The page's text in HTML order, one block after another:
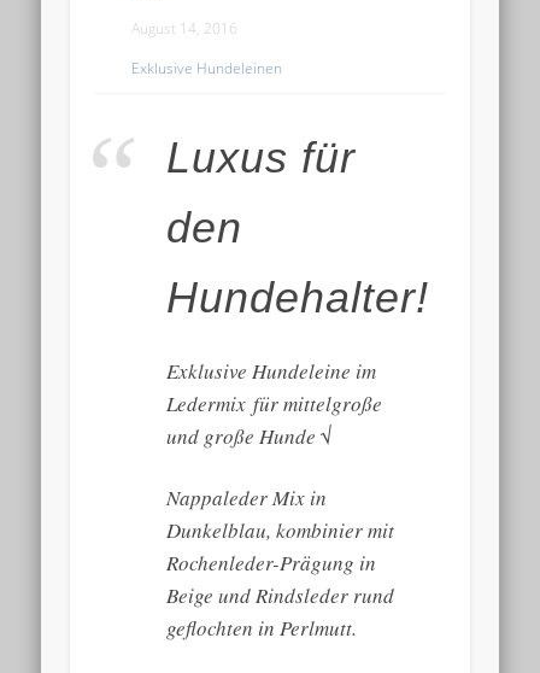
August 14, 2016
Exklusive Hundeleinen
Luxus für
den
Hundehalter!
Exklusive Hundeleine im
Ledermix für mittelgroße
und große Hunde √
Nappaleder Mix in
Dunkelblau, kombinier mit
Rochenleder-Prägung in
Beige und Rindsleder rund
geflochten in Perlmutt.